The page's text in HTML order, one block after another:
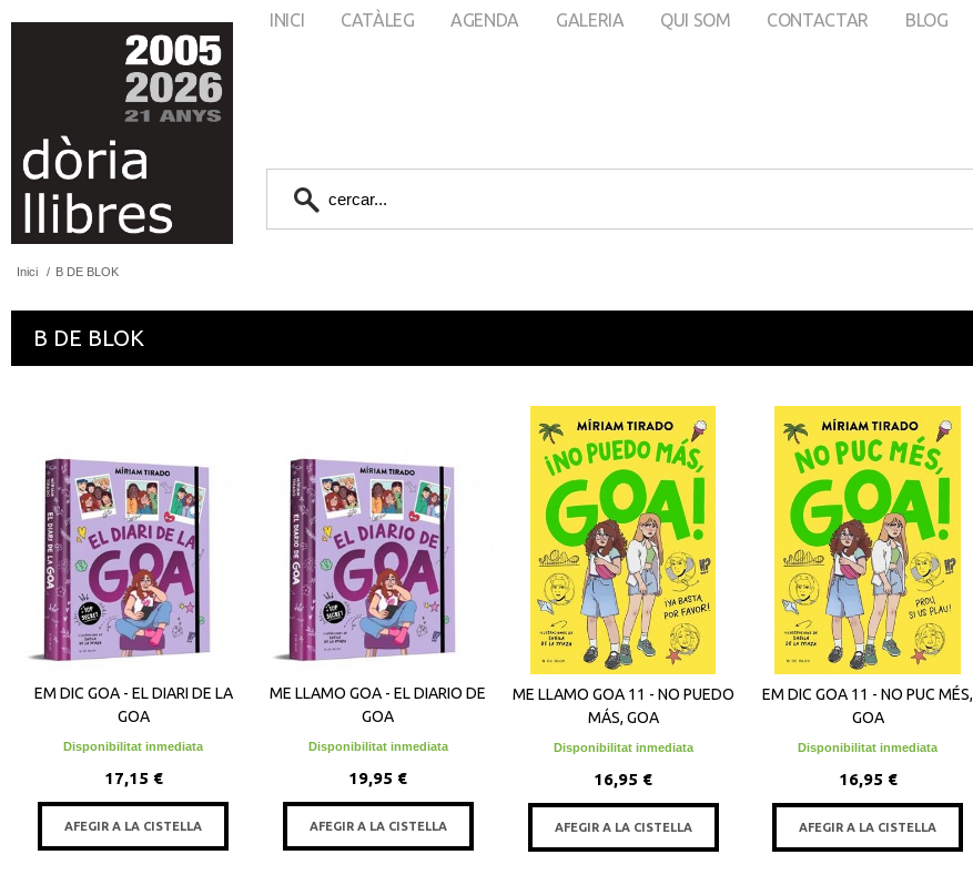
INICI CATÀLEG AGENDA GALERIA QUI SOM CONTACTAR BLOG
Inici / B DE BLOK
B DE BLOK
EM DIC GOA - EL DIARI DE LA
GOA
Disponibilitat inmediata
17,15 €
AFEGIR A LA CISTELLA
ME LLAMO GOA - EL DIARIO DE
GOA
Disponibilitat inmediata
19,95 €
AFEGIR A LA CISTELLA
ME LLAMO GOA 11 - NO PUEDO
MÁS, GOA
Disponibilitat inmediata
16,95 €
AFEGIR A LA CISTELLA
EM DIC GOA 11 - NO PUC MÉS,
GOA
Disponibilitat inmediata
16,95 €
AFEGIR A LA CISTELLA